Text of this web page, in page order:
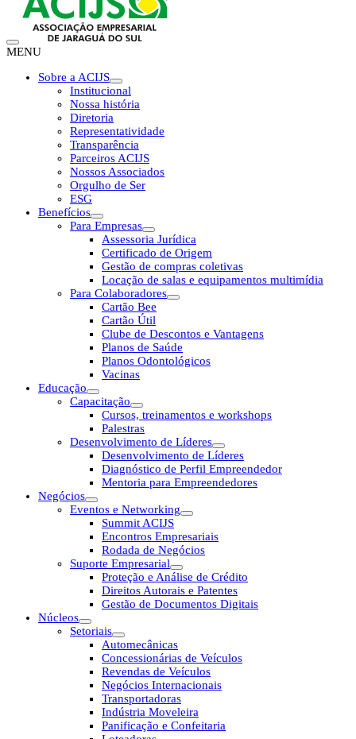
MENU
Sobre a ACIJS
Institucional
Nossa história
Diretoria
Representatividade
Transparência
Parceiros ACIJS
Nossos Associados
Orgulho de Ser
ESG
Benefícios
Para Empresas
Assessoria Jurídica
Certificado de Origem
Gestão de compras coletivas
Locação de salas e equipamentos multimídia
Para Colaboradores
Cartão Bee
Cartão Útil
Clube de Descontos e Vantagens
Planos de Saúde
Planos Odontológicos
Vacinas
Educação
Capacitação
Cursos, treinamentos e workshops
Palestras
Desenvolvimento de Líderes
Desenvolvimento de Líderes
Diagnóstico de Perfil Empreendedor
Mentoria para Empreendedores
Negócios
Eventos e Networking
Summit ACIJS
Encontros Empresariais
Rodada de Negócios
Suporte Empresarial
Proteção e Análise de Crédito
Direitos Autorais e Patentes
Gestão de Documentos Digitais
Núcleos
Setoriais
Automecânicas
Concessionárias de Veículos
Revendas de Veículos
Negócios Internacionais
Transportadoras
Indústria Moveleira
Panificação e Confeitaria